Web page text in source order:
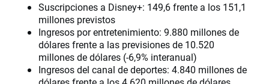
Suscripciones a Disney+: 149,6 frente a los 151,1
millones previstos
Ingresos por entretenimiento: 9.880 millones de
dólares frente a las previsiones de 10.520
millones de dólares (-6,9% interanual)
Ingresos del canal de deportes: 4.840 millones de